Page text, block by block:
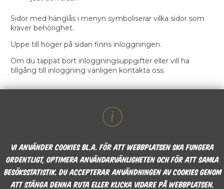
Sidor med hänglås i menyn symboliserar vilka sidor som
kräver behörighet.
Uppe till höger på sidan finns inloggningen.
Om du tappat bort inloggningsuppgifter eller vill ha
tillgång till inloggning vänligen kontakta oss.
Vi använder cookies bl.a. för att webbplatsen ska fungera
ordentligt, optimera användarvänligheten och för att samla
besöksstatistik. Du accepterar användningen av cookies genom
att stänga denna ruta eller klicka vidare på webbplatsen.